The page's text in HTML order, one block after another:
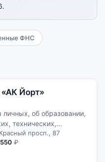
ФНС
Йорт»
об образовании,
технических,
финансовых,
Красный просп., 87
550 ₽